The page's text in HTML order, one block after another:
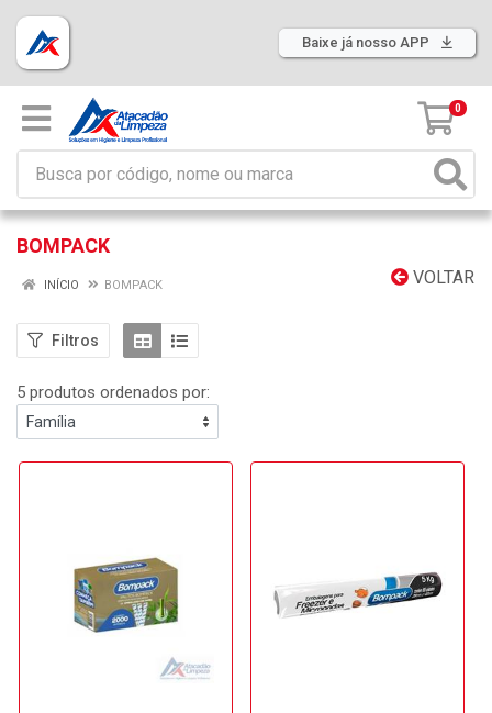
Baixe já nosso APP
0
BOMPACK
VOLTAR
INÍCIO BOMPACK
Filtros
5 produtos ordenados por: